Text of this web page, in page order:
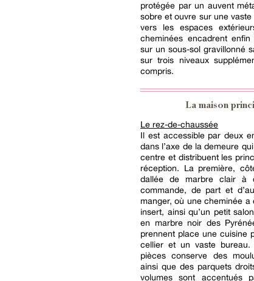
protégée par un auvent
sobre et ouvre sur une
vers les espaces
cheminées encadrent
sur un sous-sol gravillonné
sur trois niveaux
compris.
La maison
Le rez-de-chaussée
Il est accessible par deux
dans l’axe de la demeure
centre et distribuent les
réception. La première,
dallée de marbre clair à
commande, de part et
manger, où une cheminée a
insert, ainsi qu’un petit
en marbre noir des
prennent place une cuisine
cellier et un vaste bureau.
pièces conserve des
ainsi que des parquets
volumes sont accentués